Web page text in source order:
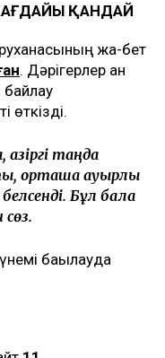
ҚАНДАЙ
жақ-бет
. Дәрігерлер қан
байлау
өткізді.
таңда
орташа ауырлық
Бұл бала
бақылауда